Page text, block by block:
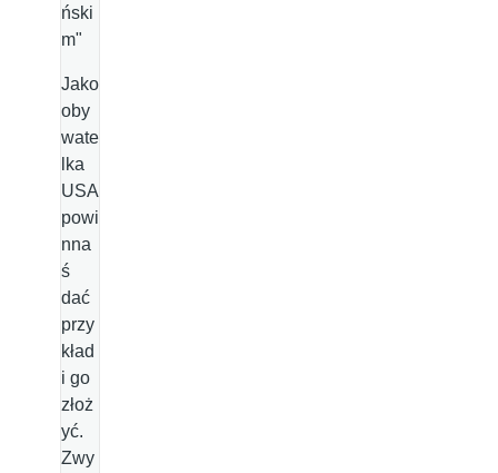
ński
m"
Jako
oby
wate
lka
USA
powi
nna
ś
dać
przy
kład
i go
złoż
yć.
Zwy